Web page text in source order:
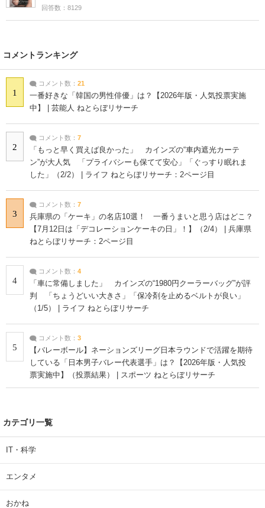
回答数：8129
コメントランキング
1
コメント数： 21
一番好きな「韓国の男性俳優」は？【2026年版・人気投票実施
中】 | 芸能人 ねとらぼリサーチ
2
コメント数： 7
「もっと早く買えば良かった」 カインズの“車内遮光カーテ
ン”が大人気 「プライバシーも保てて安心」「ぐっすり眠れま
した」（2/2） | ライフ ねとらぼリサーチ：2ページ目
3
コメント数： 7
兵庫県の「ケーキ」の名店10選！ 一番うまいと思う店はどこ？
【7月12日は「デコレーションケーキの日」！】（2/4） | 兵庫県
ねとらぼリサーチ：2ページ目
4
コメント数： 4
「車に常備しました」 カインズの“1980円クーラーバッグ”が評
判 「ちょうどいい大きさ」「保冷剤を止めるベルトが良い」
（1/5） | ライフ ねとらぼリサーチ
5
コメント数： 3
【バレーボール】ネーションズリーグ日本ラウンドで活躍を期待
している「日本男子バレー代表選手」は？【2026年版・人気投
票実施中】（投票結果） | スポーツ ねとらぼリサーチ
カテゴリ一覧
IT・科学
エンタメ
おかね